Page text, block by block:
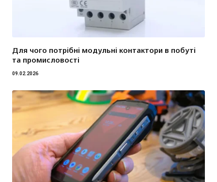
Для чого потрібні модульні контактори в побуті
та промисловості
09.02.2026